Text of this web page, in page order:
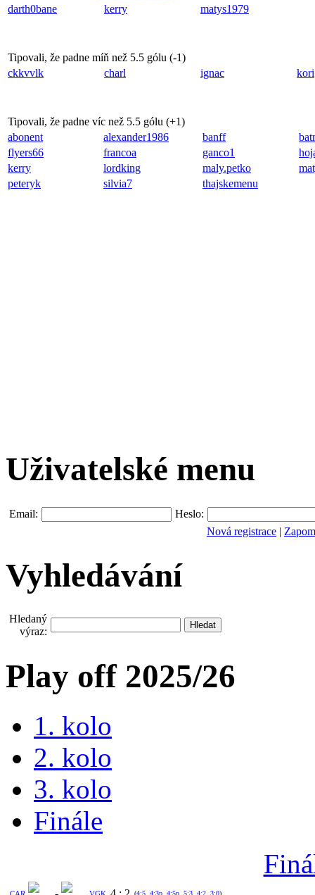
darth0bane
kerry matys1979
Tipovali, že padne míň než 5.5 gólu (-1)
ckkvvlk
charl ignac kori
Tipovali, že padne víc než 5.5 gólu (+1)
abonent
alexander1986 banff
flyers66
francoa ganco1
kerry
lordking maly.petko
peteryk
silvia7 thajskemenu
Uživatelské menu
Email:
Heslo:
Nová registrace |
Vyhledávání
Hledaný
výraz:
Play off 2025/26
1. kolo
2. kolo
3. kolo
Finále